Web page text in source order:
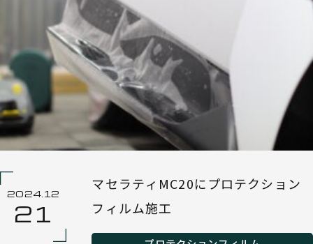
2024.12
21
マセラティMC20にプロテクション
フィルム施工